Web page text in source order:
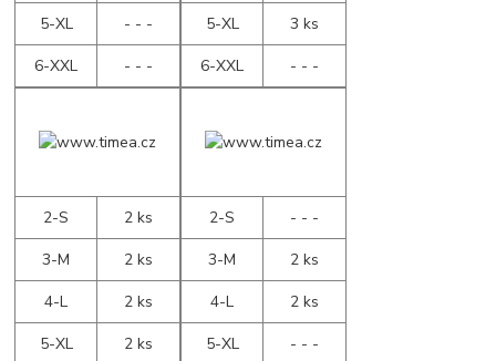
5-XL
- - -
6-XXL
- - -
5-XL
3 ks
6-XXL
- - -
2-S
2 ks
3-M
2 ks
4-L
2 ks
5-XL
2 ks
2-S
- - -
3-M
2 ks
4-L
2 ks
5-XL
- - -